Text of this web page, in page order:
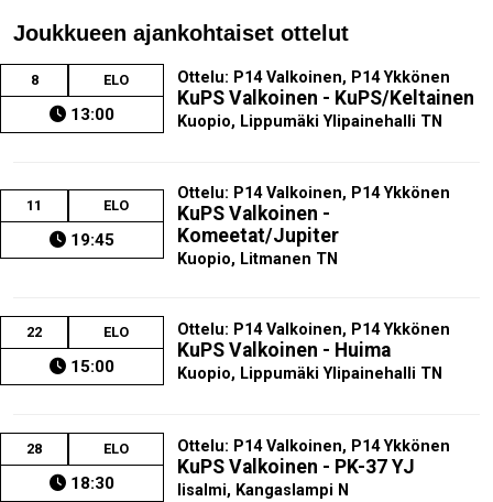
Joukkueen ajankohtaiset ottelut
8 ELO
13:00
Ottelu: P14 Valkoinen, P14 Ykkönen
KuPS Valkoinen - KuPS/Keltainen
Kuopio, Lippumäki Ylipainehalli TN
11 ELO
19:45
Ottelu: P14 Valkoinen, P14 Ykkönen
KuPS Valkoinen -
Komeetat/Jupiter
Kuopio, Litmanen TN
22 ELO
15:00
Ottelu: P14 Valkoinen, P14 Ykkönen
KuPS Valkoinen - Huima
Kuopio, Lippumäki Ylipainehalli TN
28 ELO
18:30
Ottelu: P14 Valkoinen, P14 Ykkönen
KuPS Valkoinen - PK-37 YJ
Iisalmi, Kangaslampi N